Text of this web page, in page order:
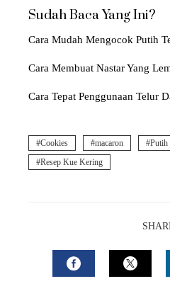
Sudah Baca Yang Ini?
Cara Mudah Mengocok Putih
Cara Membuat Nastar Yang
Cara Tepat Penggunaan Telur
Cookies macaron Putih
Resep Kue Kering